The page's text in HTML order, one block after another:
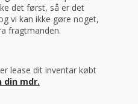
det først, så er det
vi kan ikke gøre noget,
fragtmanden.
lease dit inventar købt
din mdr.